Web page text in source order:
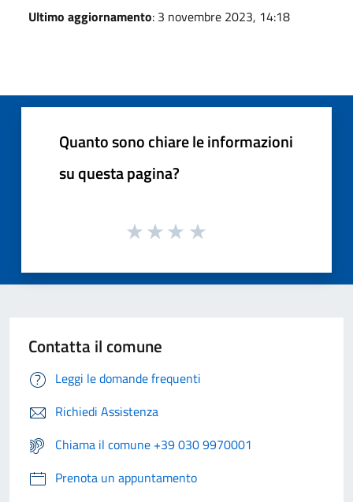
Ultimo aggiornamento: 3 novembre 2023, 14:18
Quanto sono chiare le informazioni
su questa pagina?
Contatta il comune
Leggi le domande frequenti
Richiedi Assistenza
Chiama il comune +39 030 9970001
Prenota un appuntamento